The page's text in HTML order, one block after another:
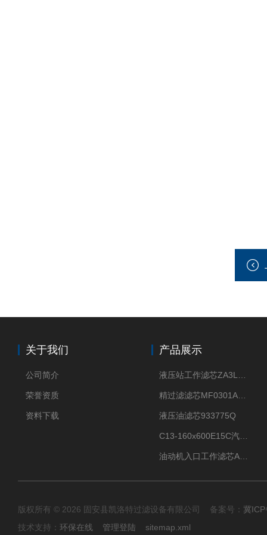
关于我们
公司简介
荣誉资质
资料下载
产品展示
液压油滤芯933775Q
版权所有 © 2026 固安县凯洛特过滤设备有限公司 备案号： 冀
技术支持： 环保在线 管理登陆 sitemap.xml